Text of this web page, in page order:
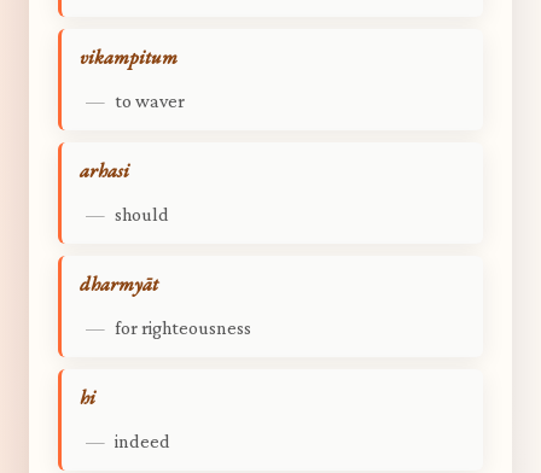
vikampitum
— to waver
arhasi
— should
dharmyāt
— for righteousness
hi
— indeed